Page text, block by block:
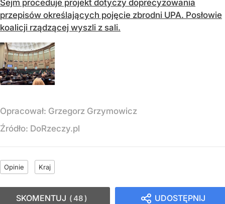
Sejm proceduje projekt dotyczy doprecyzowania
przepisów określających pojęcie zbrodni UPA. Posłowie
koalicji rządzącej wyszli z sali.
Opracował: Grzegorz Grzymowicz
Źródło: DoRzeczy.pl
Opinie Kraj
UDOSTĘPNIJ
SKOMENTUJ 48